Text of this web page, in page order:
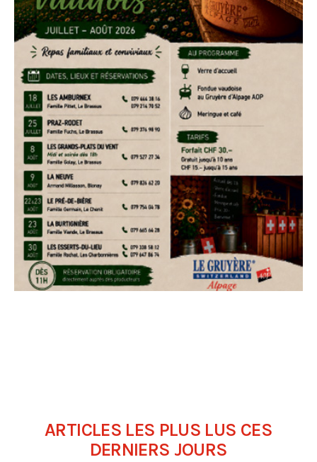
ARTICLES LES PLUS LUS CES
DERNIERS JOURS